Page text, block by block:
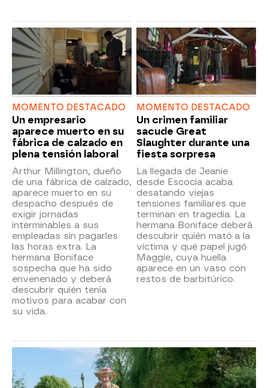
MOMENTO DESTACADO
Un empresario
aparece muerto en su
fábrica de calzado en
plena tensión laboral
Arthur Millington, dueño
de una fábrica de calzado,
aparece muerto en su
despacho después de
exigir jornadas
interminables a sus
empleadas sin pagarles
las horas extra. La
hermana Boniface
sospecha que ha sido
envenenado y deberá
descubrir quién tenía
motivos para acabar con
su vida.
MOMENTO DESTACADO
Un crimen familiar
sacude Great
Slaughter durante una
fiesta sorpresa
La llegada de Jeanie
desde Escocia acaba
desatando viejas
tensiones familiares que
terminan en tragedia. La
hermana Boniface deberá
descubrir quién mató a la
víctima y qué papel jugó
Maggie, cuya huella
aparece en un vaso con
restos de barbitúrico.